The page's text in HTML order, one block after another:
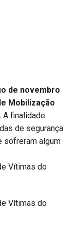
de novembro
Mobilização
A finalidade
de segurança
sofreram algum